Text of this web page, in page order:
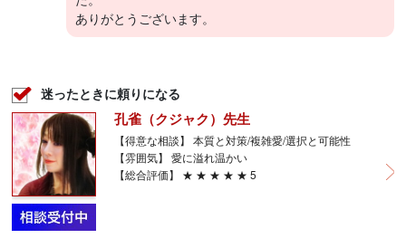
ありがとうございます。
迷ったときに頼りになる
孔雀（クジャク）先生
【得意な相談】 本質と対策/複雑愛/選択と可能性
【雰囲気】 愛に溢れ温かい
【総合評価】 ★ ★ ★ ★ ★ 5